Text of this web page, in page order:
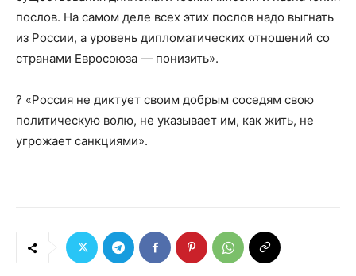
послов. На самом деле всех этих послов надо выгнать
из России, а уровень дипломатических отношений со
странами Евросоюза — понизить».
? «Россия не диктует своим добрым соседям свою
политическую волю, не указывает им, как жить, не
угрожает санкциями».